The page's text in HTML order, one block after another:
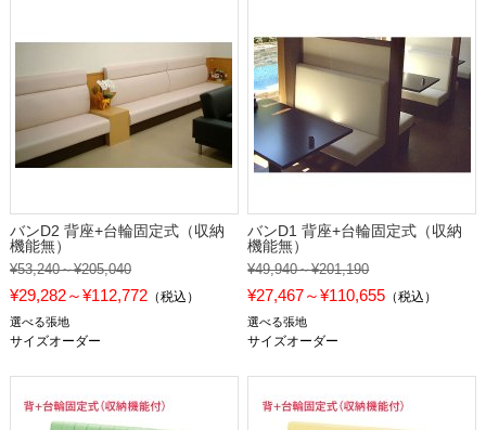
バンD2 背座+台輪固定式（収納
機能無）
¥53,240～¥205,040
¥29,282～¥112,772（税込）
選べる張地
サイズオーダー
バンD1 背座+台輪固定式（収納
機能無）
¥49,940～¥201,190
¥27,467～¥110,655 （税込）
選べる張地
サイズオーダー